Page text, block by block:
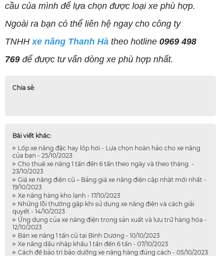
cầu của mình để lựa chọn được loại xe phù hợp.
Ngoài ra bạn có thể liên hệ ngay cho công ty
TNHH xe nâng Thanh Hà theo hotline 0969 498
769 để được tư vấn dòng xe phù hợp nhất.
Chia sẻ:
Bài viết khác:
Lốp xe nâng đặc hay lốp hơi - Lựa chọn hoàn hảo cho xe nâng
của bạn - 25/10/2023
Cho thuê xe nâng 1 tấn đến 6 tấn theo ngày và theo tháng. -
23/10/2023
Giá xe nâng điện cũ – Bảng giá xe nâng điện cập nhật mới nhất -
19/10/2023
Xe nâng hàng kho lạnh - 17/10/2023
Những lỗi thường gặp khi sử dụng xe nâng điện và cách giải
quyết - 14/10/2023
Ứng dụng của xe nâng điện trong sản xuất và lưu trữ hàng hóa -
12/10/2023
Bán xe nâng 1 tấn cũ tại Bình Dương - 10/10/2023
Xe nâng dầu nhập khẩu 1 tấn đến 6 tấn - 07/10/2023
Cách để bảo trì bảo dưỡng xe nâng hàng đúng cách - 05/10/2023